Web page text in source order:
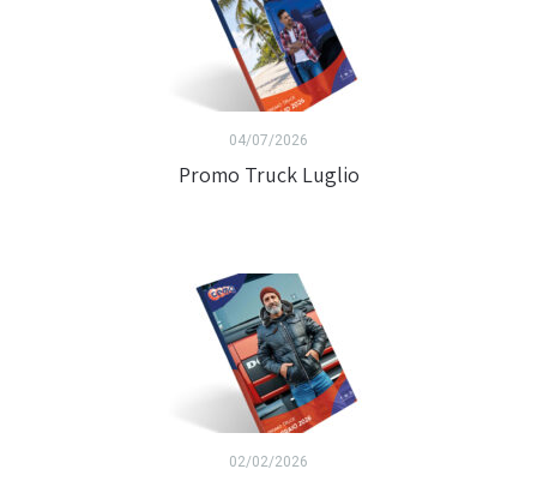
04/07/2026
Promo Truck Luglio
02/02/2026